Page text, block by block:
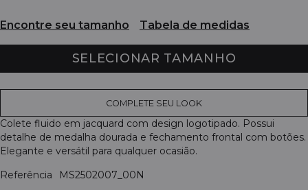
Encontre seu tamanho Tabela de medidas
SELECIONAR TAMANHO
COMPLETE SEU LOOK
Colete fluido em jacquard com design logotipado. Possui
detalhe de medalha dourada e fechamento frontal com botões.
Elegante e versátil para qualquer ocasião.
Referência
MS2502007_00N